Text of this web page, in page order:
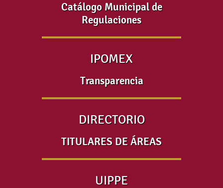
Catálogo Municipal de
Regulaciones
IPOMEX
Transparencia
DIRECTORIO
TITULARES DE ÁREAS
UIPPE